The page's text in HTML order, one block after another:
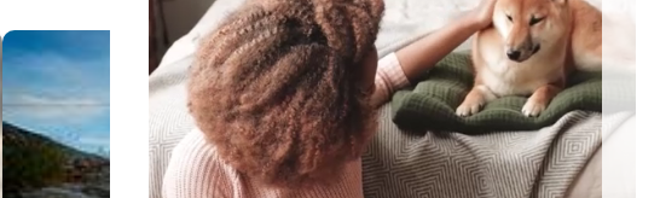
Über 200 eingezäunte Ferienhäuser: Für den perfekten Urlaub mit